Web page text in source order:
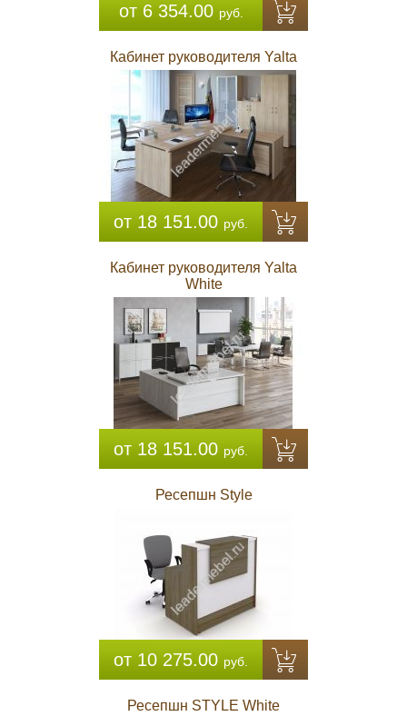
от 6 354.00 руб.
Кабинет руководителя Yalta
от 18 151.00 руб.
Кабинет руководителя Yalta
White
от 18 151.00 руб.
Ресепшн Style
от 10 275.00 руб.
Ресепшн STYLE White